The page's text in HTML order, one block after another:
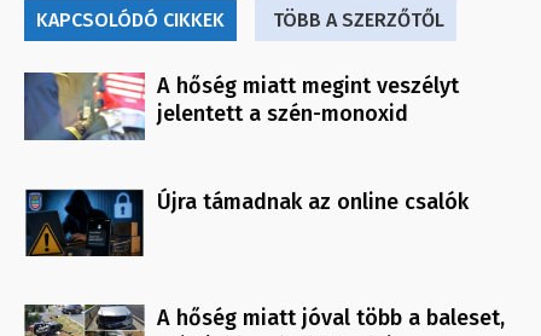
KAPCSOLÓDÓ CIKKEK TÖBB A SZERZŐTŐL
A hőség miatt megint veszélyt
jelentett a szén-monoxid
Újra támadnak az online csalók
A hőség miatt jóval több a baleset,